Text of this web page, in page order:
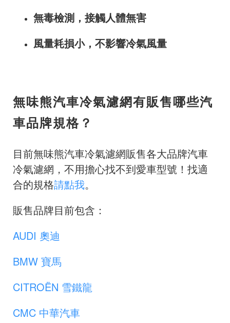
無毒檢測，接觸人體無害
風量耗損小，不影響冷氣風量
無味熊汽車冷氣濾網有販售哪些汽
車品牌規格？
目前無味熊汽車冷氣濾網販售各大品牌汽車
冷氣濾網，不用擔心找不到愛車型號！找適
合的規格請點我。
販售品牌目前包含：
AUDI 奧迪
BMW 寶馬
CITROËN 雪鐵龍
CMC 中華汽車